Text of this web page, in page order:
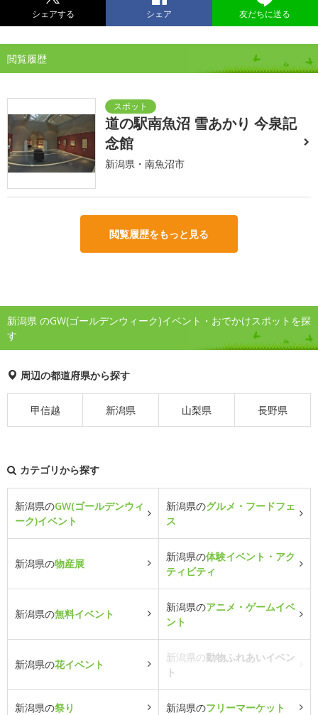
シェアする シェア 友だちに送る
閲覧履歴
道の駅南魚沼 雪あかり 今泉記
念館
新潟県・南魚沼市
閲覧履歴をもっと見る
新潟県 のGW(ゴールデンウィーク)イベント・おでかけスポットを探
す
周辺の都道府県から探す
甲信越 新潟県 山梨県 長野県
カテゴリから探す
新潟県のGW(ゴールデンウィ
ーク)イベント
新潟県のグルメ・フードフェ
ス
新潟県の物産展
新潟県の体験イベント・アク
ティビティ
新潟県の無料イベント
新潟県のアニメ・ゲームイベ
ント
新潟県の花イベント
新潟県の動物ふれあいイベン
ト
新潟県の祭り 新潟県のフリーマーケット